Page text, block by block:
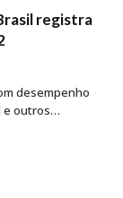
registra
desempenho
e outros…